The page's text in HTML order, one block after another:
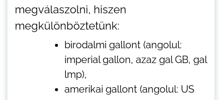
megválaszolni, hiszen
megkülönböztetünk:
birodalmi gallont (angolul:
imperial gallon, azaz gal GB, gal
lmp),
amerikai gallont (angolul: US